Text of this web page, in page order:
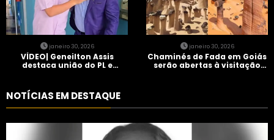
janeiro 30, 2026
VÍDEO| Geneilton Assis
destaca união do PL e
janeiro 30, 2026
Chaminés de Fada em Goiás
serão abertas à visitação
NOTÍCIAS EM DESTAQUE